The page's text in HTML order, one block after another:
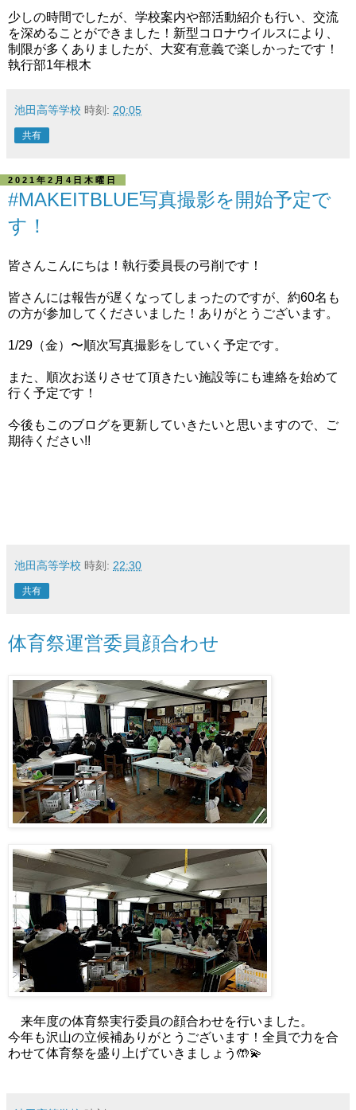
少しの時間でしたが、学校案内や部活動紹介も行い、交流
を深めることができました！新型コロナウイルスにより、
制限が多くありましたが、大変有意義で楽しかったです！
執行部1年根木
池田高等学校 時刻: 20:05
共有
2021年2月4日木曜日
#MAKEITBLUE写真撮影を開始予定で
す！
皆さんこんにちは！執行委員長の弓削です！
皆さんには報告が遅くなってしまったのですが、約60名も
の方が参加してくださいました！ありがとうございます。
1/29（金）〜順次写真撮影をしていく予定です。
また、順次お送りさせて頂きたい施設等にも連絡を始めて
行く予定です！
今後もこのブログを更新していきたいと思いますので、ご
期待ください!!
池田高等学校 時刻: 22:30
共有
体育祭運営委員顔合わせ
来年度の体育祭実行委員の顔合わせを行いました。
今年も沢山の立候補ありがとうございます！全員で力を合
わせて体育祭を盛り上げていきましょう🤲💫